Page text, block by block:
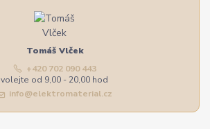
Tomáš Vlček
+420 702 090 443
volejte od 9,00 - 20,00 hod
info@elektromaterial.cz